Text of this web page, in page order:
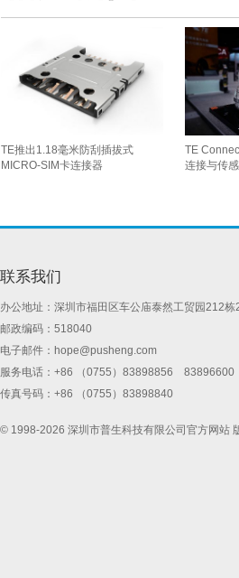
TE推出1.18毫米防刮插拔式
MICRO-SIM卡连接器
TE
连接与传
联系我们
办公地址：深圳市福田区车公庙泰然工贸园212栋
邮政编码：518040
电子邮件： hope@pusheng.com
服务电话：+86 （0755）83898856
传真号码：+86 （0755）83898840
© 1998-2026 深圳市普生科技有限公司官方网站